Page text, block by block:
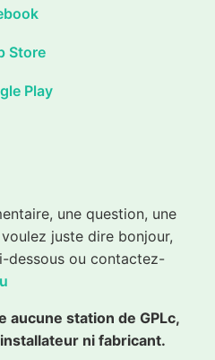
Store
Play
une question, une
juste dire bonjour,
dessous ou contactez-
aucune station de GPLc,
ni fabricant.